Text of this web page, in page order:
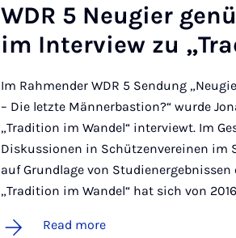
WDR 5 Neu­gi­er
im In­ter­view zu
Im Rahmender WDR 5 Sendung
– Die letzte Männerbastion?“ wurde
„Tradition im Wandel“ interviewt. Im
Diskussionen in Schützenvereinen im
auf Grundlage von
„Tradition im Wandel“ hat sich von
Read more